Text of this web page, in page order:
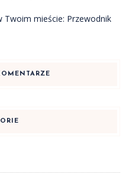
Twoim mieście: Przewodnik